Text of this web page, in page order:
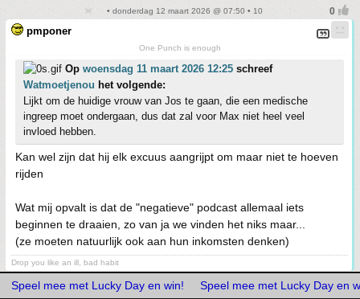
• donderdag 12 maart 2026 @ 07:50 • 10
pmponer
One Punch is enough
Op woensdag 11 maart 2026 12:25 schreef
Watmoetjenou het volgende:
Lijkt om de huidige vrouw van Jos te gaan, die een medische
ingreep moet ondergaan, dus dat zal voor Max niet heel veel
invloed hebben.
Kan wel zijn dat hij elk excuus aangrijpt om maar niet te hoeven
rijden
Wat mij opvalt is dat de "negatieve" podcast allemaal iets
beginnen te draaien, zo van ja we vinden het niks maar...
(ze moeten natuurlijk ook aan hun inkomsten denken)
Drop you like an ill, bad habit
Speel mee met Lucky Day en win! Speel mee met Lucky Day en